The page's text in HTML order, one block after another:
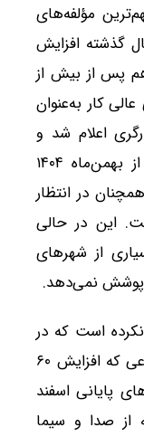
مؤلفه‌های
گذشته افزایش
آن هم پس از بیش از
کار به‌عنوان
اعلام شد و
حتی گفته می‌شد امکان اجرای آن از بهمن‌ماه ۱۴۰۴
در انتظار
این در حالی
از شهرهای
پوشش نمی‌دهد.
است که در
مصاحبه وزیر تعاون، کار و رفاه اجتماعی که افزایش ۶۰
پایانی اسفند
از صدا و سیما